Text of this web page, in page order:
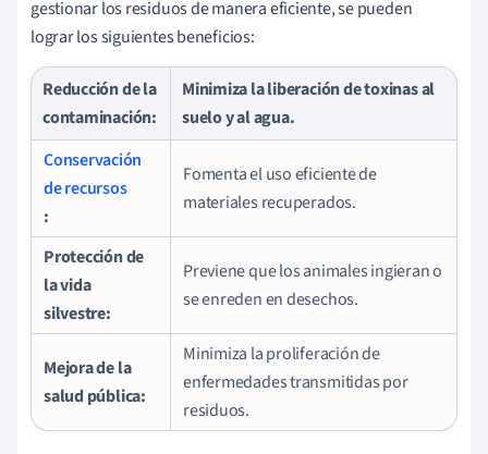
gestionar los residuos de manera eficiente, se pueden
lograr los siguientes beneficios:
Reducción de la
contaminación:
Minimiza la liberación de toxinas al
suelo y al agua.
Conservación
de recursos
:
Fomenta el uso eficiente de
materiales recuperados.
Protección de
la vida
silvestre:
Previene que los animales ingieran o
se enreden en desechos.
Mejora de la
salud pública:
Minimiza la proliferación de
enfermedades transmitidas por
residuos.